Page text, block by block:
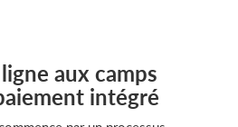
aux camps
intégré